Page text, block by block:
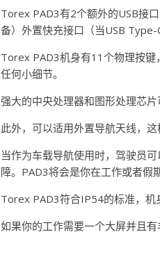
Torex PAD3有2个额外的USB接
备）外置快充接口（当USB
Torex PAD3机身有11个物理按键
任何小细节。
强大的中央处理器和图形处理芯
此外，可以适用外置导航天线，
当作为车载导航使用时，驾驶员
障。PAD3将会是你在工作或者假
Torex PAD3符合IP54的标准，机
如果你的工作需要一个大屏并且